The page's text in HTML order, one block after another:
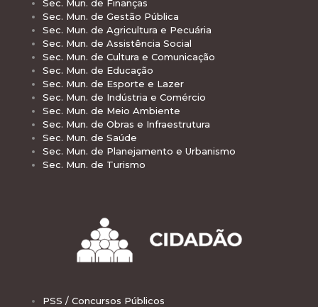
Sec. Mun. de Finanças
Sec. Mun. de Gestão Pública
Sec. Mun. de Agricultura e Pecuária
Sec. Mun. de Assistência Social
Sec. Mun. de Cultura e Comunicação
Sec. Mun. de Educação
Sec. Mun. de Esporte e Lazer
Sec. Mun. de Indústria e Comércio
Sec. Mun. de Meio Ambiente
Sec. Mun. de Obras e Infraestrutura
Sec. Mun. de Saúde
Sec. Mun. de Planejamento e Urbanismo
Sec. Mun. de Turismo
PSS / Concursos Públicos